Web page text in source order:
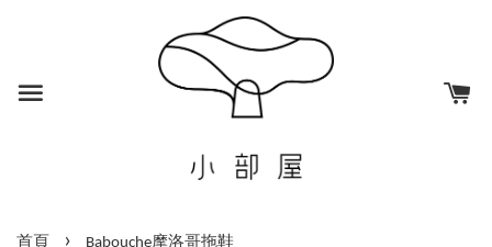
首頁 › Babouche摩洛哥拖鞋